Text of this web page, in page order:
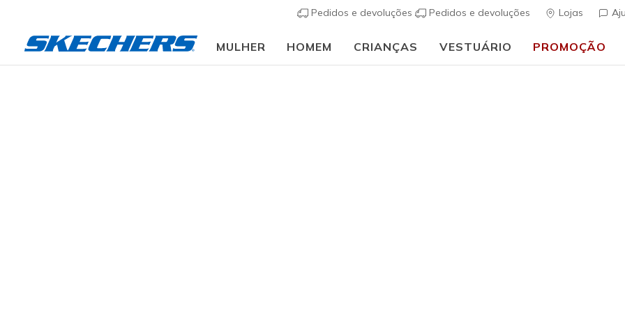
Pedidos e devoluções Pedidos e devoluções Lojas
MULHER HOMEM CRIANÇAS VESTUÁRIO PROMOÇÃO